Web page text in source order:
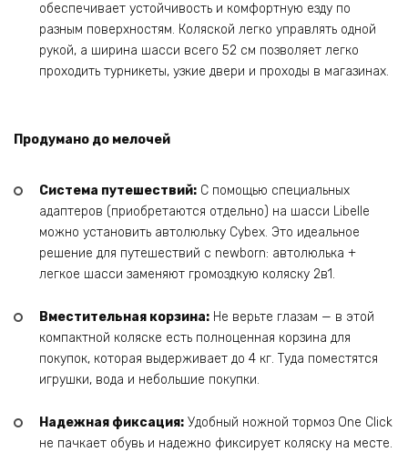
обеспечивает устойчивость и комфортную езду по
разным поверхностям. Коляской легко управлять одной
рукой, а ширина шасси всего 52 см позволяет легко
проходить турникеты, узкие двери и проходы в магазинах.
Продумано до мелочей
Система путешествий: С помощью специальных
адаптеров (приобретаются отдельно) на шасси Libelle
можно установить автолюльку Cybex. Это идеальное
решение для путешествий с newborn: автолюлька +
легкое шасси заменяют громоздкую коляску 2в1.
Вместительная корзина: Не верьте глазам — в этой
компактной коляске есть полноценная корзина для
покупок, которая выдерживает до 4 кг. Туда поместятся
игрушки, вода и небольшие покупки.
Надежная фиксация: Удобный ножной тормоз One Click
не пачкает обувь и надежно фиксирует коляску на месте.